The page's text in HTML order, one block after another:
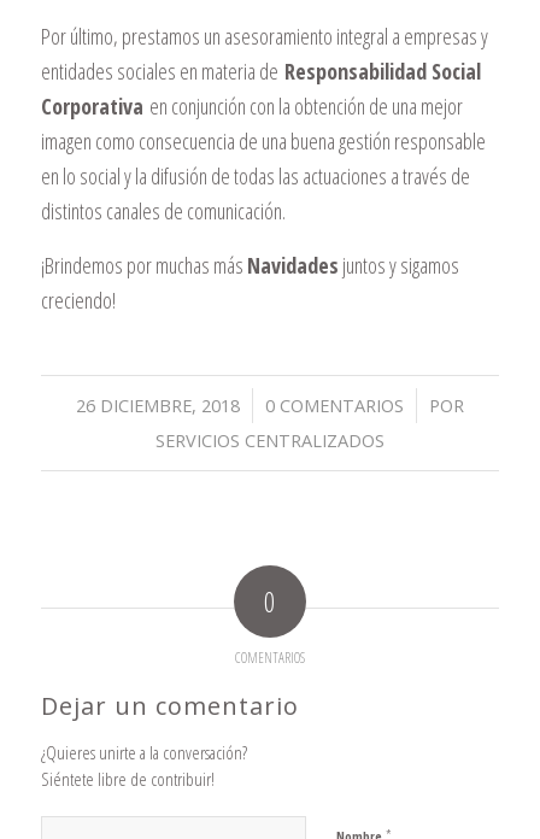
Por último, prestamos un asesoramiento integral a empresas y
entidades sociales en materia de Responsabilidad Social
Corporativa en conjunción con la obtención de una mejor
imagen como consecuencia de una buena gestión responsable
en lo social y la difusión de todas las actuaciones a través de
distintos canales de comunicación.
¡Brindemos por muchas más Navidades juntos y sigamos
creciendo!
26 DICIEMBRE, 2018
/ 0 COMENTARIOS
/
POR
SERVICIOS CENTRALIZADOS
0
COMENTARIOS
Dejar un comentario
¿Quieres unirte a la conversación?
Siéntete libre de contribuir!